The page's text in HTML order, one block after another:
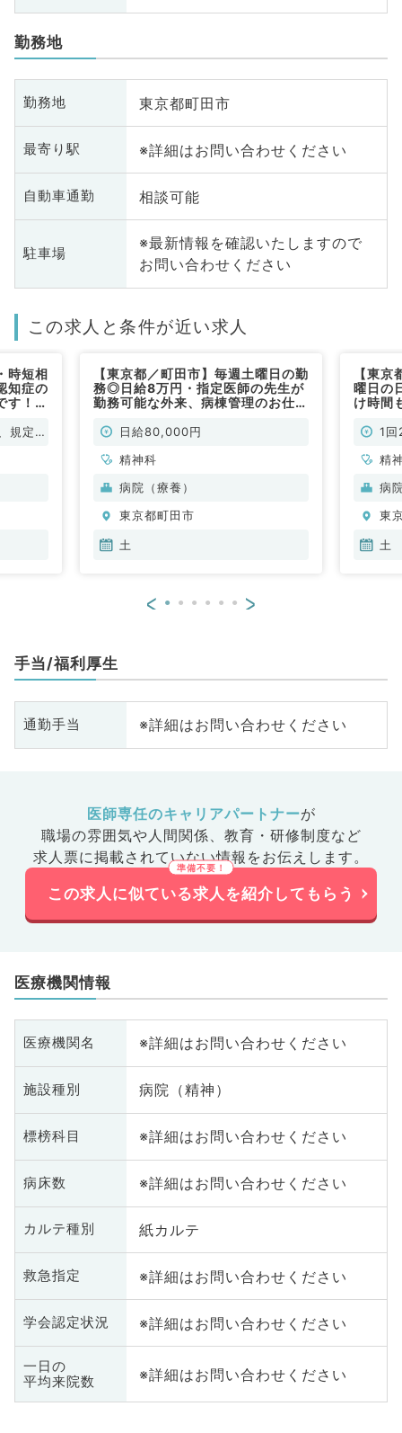
勤務地
勤務地 東京都町田市
最寄り駅 ※詳細はお問い合わせください
自動車通勤 相談可能
駐車場
※最新情報を確認いたしますので
お問い合わせください
この求人と条件が近い求人
時短相
知症の
す！日
規定に
【東京都／町田市】毎週土曜日の勤
務◎日給8万円・指定医師の先生が
勤務可能な外来、病棟管理のお仕事
日給80,000円
精神科
病院（療養）
東京都町田市
土
【東
曜日の
け時間
1
精
病
東
土
< >
手当/福利厚生
通勤手当 ※詳細はお問い合わせください
医師専任のキャリアパートナーが
職場の雰囲気や人間関係、 教育・研修制度など
求人票に掲載されていない情報をお伝えします。
この求人に似ている求人を紹介してもらう
医療機関情報
医療機関名 ※詳細はお問い合わせください
施設種別 病院（精神）
標榜科目 ※詳細はお問い合わせください
病床数 ※詳細はお問い合わせください
カルテ種別 紙カルテ
救急指定 ※詳細はお問い合わせください
学会認定状況 ※詳細はお問い合わせください
一日の
平均来院数
※詳細はお問い合わせください